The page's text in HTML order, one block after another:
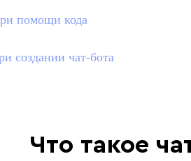
помощи кода
создании чат-бота
Что такое